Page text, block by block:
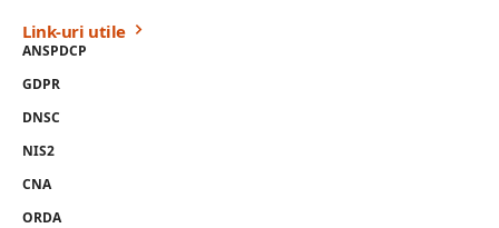
Link-uri utile
ANSPDCP
GDPR
DNSC
NIS2
CNA
ORDA